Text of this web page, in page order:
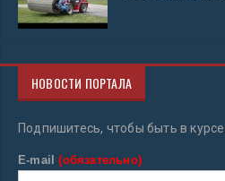
НОВОСТИ ПОРТАЛА
Подпишитесь, чтобы быть в
E-mail(обязательно)